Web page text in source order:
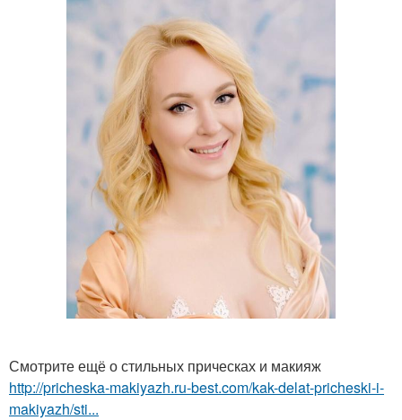
Смотрите ещё о стильных прическах и макияж
http://pricheska-makiyazh.ru-best.com/kak-delat-pricheski-i-
makiyazh/sti...